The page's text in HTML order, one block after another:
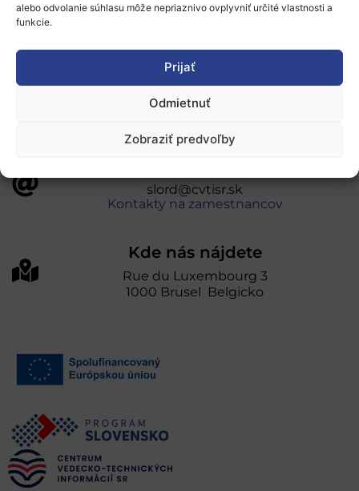
alebo odvolanie súhlasu môže nepriaznivo ovplyvniť určité vlastnosti a
funkcie.
Prijať
Odmietnuť
Zobraziť predvoľby
úniou v rámci Programu Slovensko. Portál
prevádzkuje Centrum vedecko-technických
informácií SR“
slord@cvtisr.sk
Kontakty na zamestnancov
Kde nás nájdete
Rue du Luxembourg 3
1000 Brusel Belgicko